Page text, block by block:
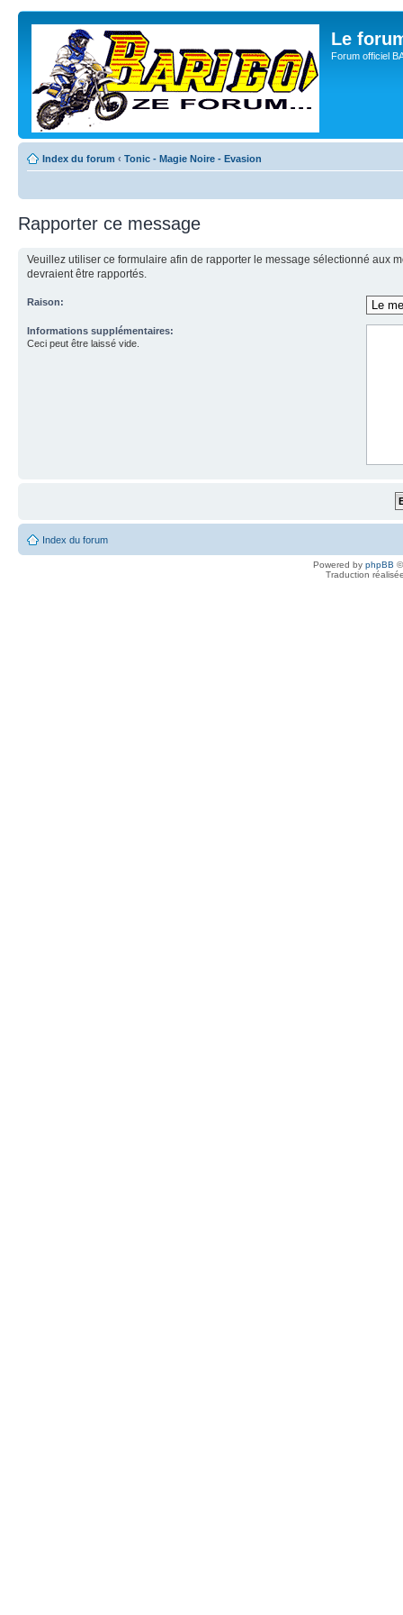
Le
Forum officiel
Index du forum ‹ Tonic - Magie Noire - Evasion
Rapporter ce message
Veuillez utiliser ce formulaire afin de rapporter le message sélectionné aux
devraient être rapportés.
Raison:
Informations supplémentaires:
Ceci peut être laissé vide.
Index du forum
Powered by phpBB
Traduction